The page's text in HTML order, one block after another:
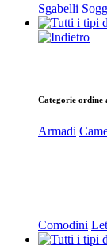
Sgabelli
Categorie ordine
Armadi
Comodini